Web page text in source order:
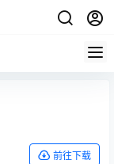
前往下载